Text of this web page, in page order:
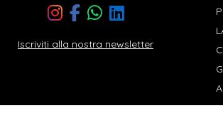
Iscriviti alla nostra newsletter